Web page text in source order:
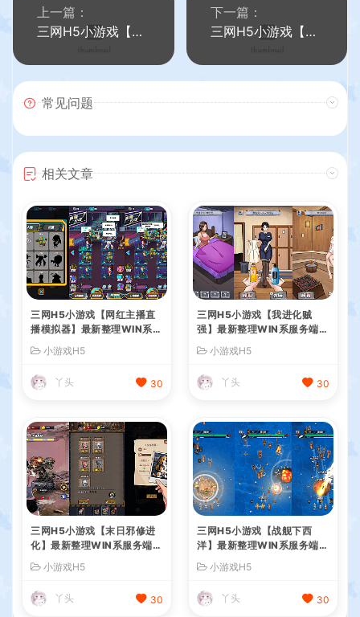
上一篇：
三网H5小游戏【我要开镖局】最新整理WIN系服务端+Linux手工服务端+详细搭建教程
下一篇：
三网H5小游戏【外婆的澎湖湾】最新整理WIN系服务端+Linux手工服务端+详细搭建教程
常见问题
相关文章
三网H5小游戏【网红主播直
播模拟器】最新整理WIN系服
务端+Linux手工服务端+详细
搭建教程
小游戏H5
丫头 30
三网H5小游戏【我进化贼
强】最新整理WIN系服务端+
Linux手工服务端+详细搭建
教程
小游戏H5
丫头 30
三网H5小游戏【末日邪修进
化】最新整理WIN系服务端+
教程
小游戏H5
丫头 30
三网H5小游戏【战舰下西
洋】最新整理WIN系服务端+
教程
小游戏H5
丫头 30